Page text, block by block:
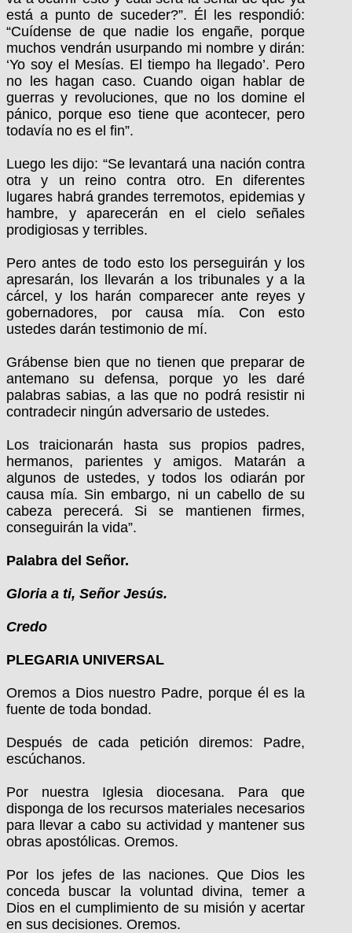
está a punto de suceder?”. Él les respondió:
“Cuídense de que nadie los engañe, porque
muchos vendrán usurpando mi nombre y dirán:
‘Yo soy el Mesías. El tiempo ha llegado’. Pero
no les hagan caso. Cuando oigan hablar de
guerras y revoluciones, que no los domine el
pánico, porque eso tiene que acontecer, pero
todavía no es el fin”.
Luego les dijo: “Se levantará una nación contra
otra y un reino contra otro. En diferentes
lugares habrá grandes terremotos, epidemias y
hambre, y aparecerán en el cielo señales
prodigiosas y terribles.
Pero antes de todo esto los perseguirán y los
apresarán, los llevarán a los tribunales y a la
cárcel, y los harán comparecer ante reyes y
gobernadores, por causa mía. Con esto
ustedes darán testimonio de mí.
Grábense bien que no tienen que preparar de
antemano su defensa, porque yo les daré
palabras sabias, a las que no podrá resistir ni
contradecir ningún adversario de ustedes.
Los traicionarán hasta sus propios padres,
hermanos, parientes y amigos. Matarán a
algunos de ustedes, y todos los odiarán por
causa mía. Sin embargo, ni un cabello de su
cabeza perecerá. Si se mantienen firmes,
conseguirán la vida”.
Palabra del Señor.
Gloria a ti, Señor Jesús.
Credo
PLEGARIA UNIVERSAL
Oremos a Dios nuestro Padre, porque él es la
fuente de toda bondad.
Después de cada petición diremos: Padre,
escúchanos.
Por nuestra Iglesia diocesana. Para que
disponga de los recursos materiales necesarios
para llevar a cabo su actividad y mantener sus
obras apostólicas. Oremos.
Por los jefes de las naciones. Que Dios les
conceda buscar la voluntad divina, temer a
Dios en el cumplimiento de su misión y acertar
en sus decisiones. Oremos.